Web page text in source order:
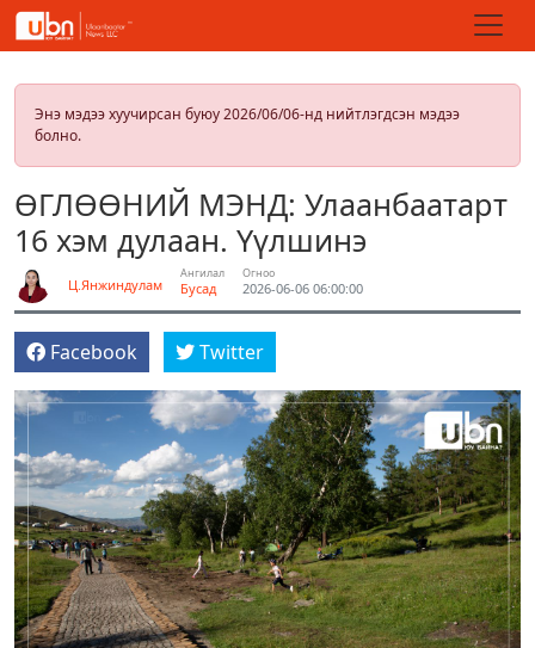
Энэ мэдээ хуучирсан буюу 2026/06/06-нд нийтлэгдсэн мэдээ
болно.
ӨГЛӨӨНИЙ МЭНД: Улаанбаатарт
16 хэм дулаан. Үүлшинэ
Ц.Янжиндулам
Ангилал
Бусад
Огноо
2026-06-06 06:00:00
Facebook Twitter